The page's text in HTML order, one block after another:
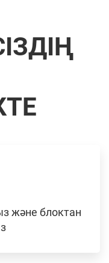
және блоктан